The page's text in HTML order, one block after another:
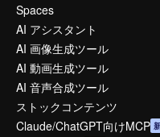
Spaces
AI アシスタント
AI 画像生成ツール
AI 動画生成ツール
AI 音声合成ツール
ストックコンテンツ
Claude/ChatGPT向けMCP